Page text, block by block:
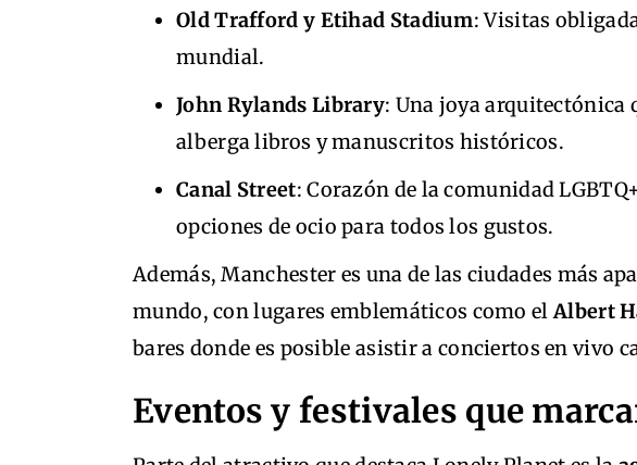
Old Trafford y Etihad Stadium: Visitas
mundial.
John Rylands Library: Una joya arquitectónica
alberga libros y manuscritos históricos.
Canal Street: Corazón de la comunidad
opciones de ocio para todos los gustos.
Además, Manchester es una de las ciudades más
mundo, con lugares emblemáticos como elAlbert
bares donde es posible asistir a conciertos en vivo
Eventos y festivales que